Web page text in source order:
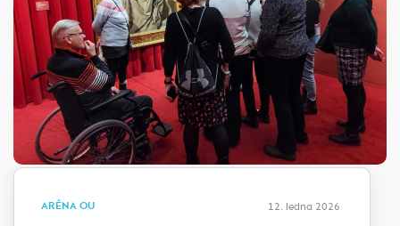
ARÉNA OU 12. ledna 2026